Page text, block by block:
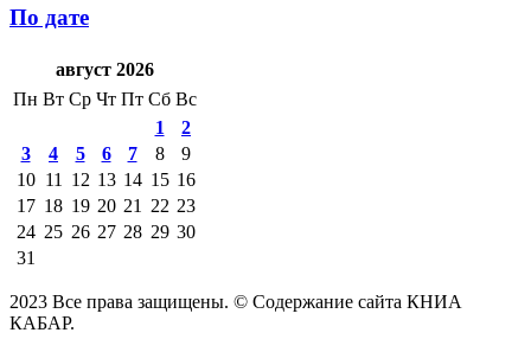
По дате
август 2026
Пн Вт Ср Чт Пт Сб Вс
1
2
3
4 5 6 7 8
9
10 11 12 13 14 15 16
17 18 19 20 21 22 23
24 25 26 27 28 29 30
31
2023 Все права защищены. © Содержание сайта КНИА
КАБАР.